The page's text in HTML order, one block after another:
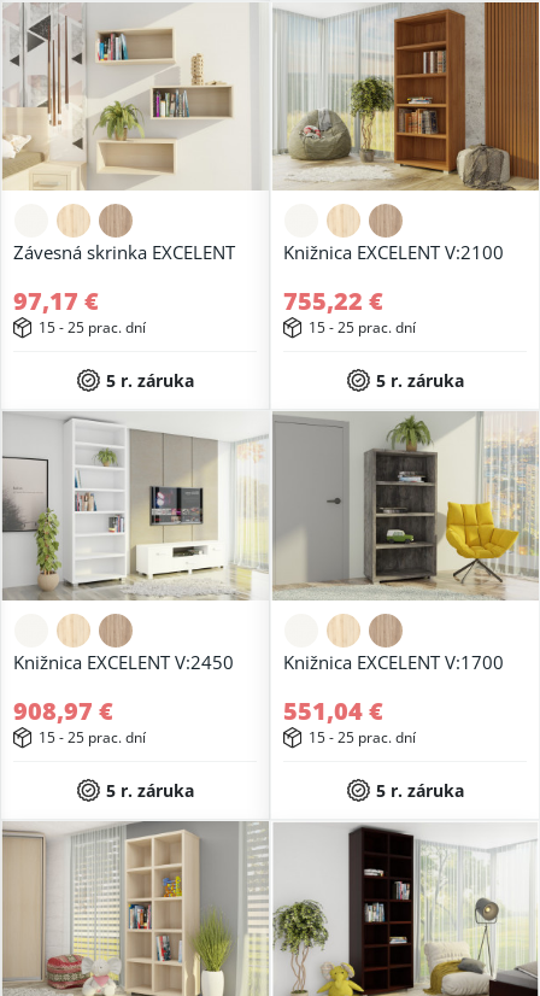
Závesná skrinka EXCELENT
97,17 €
15 - 25 prac. dní
5 r. záruka
Knižnica EXCELENT V:2100
755,22 €
15 - 25 prac. dní
5 r. záruka
Knižnica EXCELENT V:2450
908,97 €
15 - 25 prac. dní
5 r. záruka
Knižnica EXCELENT V:1700
551,04 €
15 - 25 prac. dní
5 r. záruka